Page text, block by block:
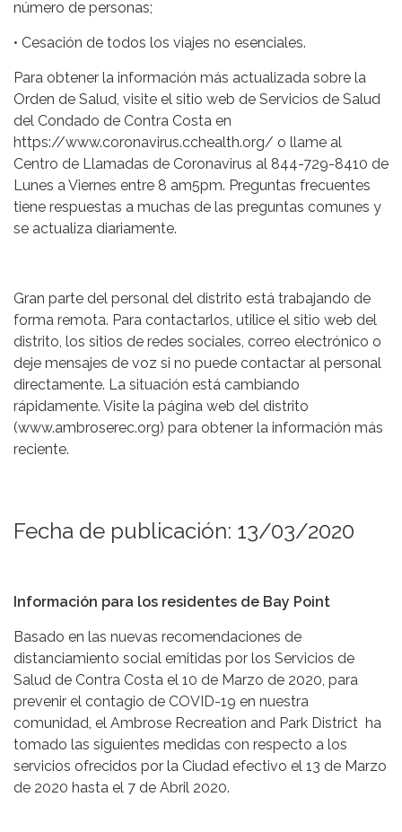
número de personas;
• Cesación de todos los viajes no esenciales.
Para obtener la información más actualizada sobre la
Orden de Salud, visite el sitio web de Servicios de Salud
del Condado de Contra Costa en
https://www.coronavirus.cchealth.org/ o llame al
Centro de Llamadas de Coronavirus al 844-729-8410 de
Lunes a Viernes entre 8 am5pm. Preguntas frecuentes
tiene respuestas a muchas de las preguntas comunes y
se actualiza diariamente.
Gran parte del personal del distrito está trabajando de
forma remota. Para contactarlos, utilice el sitio web del
distrito, los sitios de redes sociales, correo electrónico o
deje mensajes de voz si no puede contactar al personal
directamente. La situación está cambiando
rápidamente. Visite la página web del distrito
(www.ambroserec.org) para obtener la información más
reciente.
Fecha de publicación: 13/03/2020
Información para los residentes de Bay Point
Basado en las nuevas recomendaciones de
distanciamiento social emitidas por los Servicios de
Salud de Contra Costa el 10 de Marzo de 2020, para
prevenir el contagio de COVID-19 en nuestra
comunidad, el Ambrose Recreation and Park District ha
tomado las siguientes medidas con respecto a los
servicios ofrecidos por la Ciudad efectivo el 13 de Marzo
de 2020 hasta el 7 de Abril 2020.